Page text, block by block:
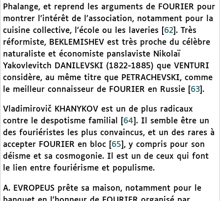
Phalange, et reprend les arguments de FOURIER pour
montrer l’intérêt de l’association, notamment pour la
cuisine collective, l’école ou les laveries
62 . Très
réformiste, BEKLEMISHEV est très proche du célèbre
naturaliste et économiste panslaviste Nikolaï
Yakovlevitch DANILEVSKI (1822-1885) que VENTURI
considère, au même titre que PETRACHEVSKI, comme
le meilleur connaisseur de FOURIER en Russie
63 .
Vladimirovič KHANYKOV est un de plus radicaux
contre le despotisme familial
64 . Il semble être un
des fouriéristes les plus convaincus, et un des rares à
accepter FOURIER en bloc
65 , y compris pour son
déisme et sa cosmogonie. Il est un de ceux qui font
le lien entre fouriérisme et populisme.
A. EVROPEUS prête sa maison, notamment pour le